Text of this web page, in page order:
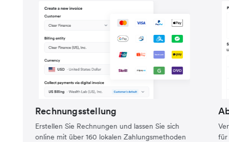
Rechnungsstellung
Erstellen Sie Rechnungen und lassen Sie sich
online mit über 160 lokalen Zahlungsmethoden
für